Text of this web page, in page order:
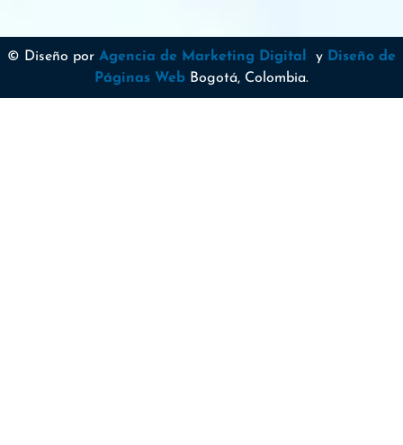
© Diseño por Agencia de Marketing Digital y Diseño de
Páginas Web Bogotá, Colombia.